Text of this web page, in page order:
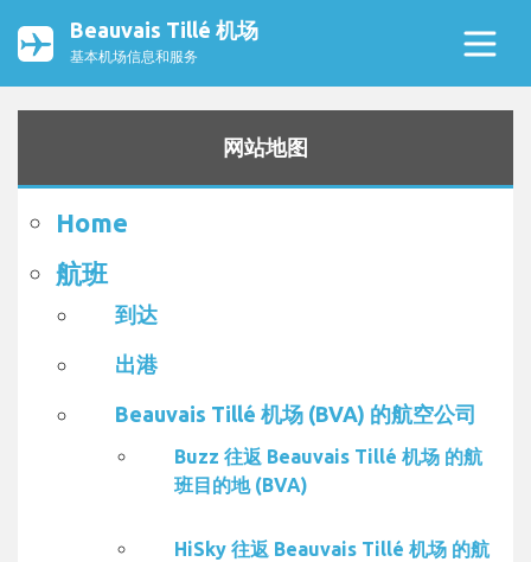
Beauvais Tillé 机场
基本机场信息和服务
网站地图
Home
航班
到达
出港
Beauvais Tillé 机场 (BVA) 的航空公司
Buzz 往返 Beauvais Tillé 机场 的航
班目的地 (BVA)
HiSky 往返 Beauvais Tillé 机场 的航